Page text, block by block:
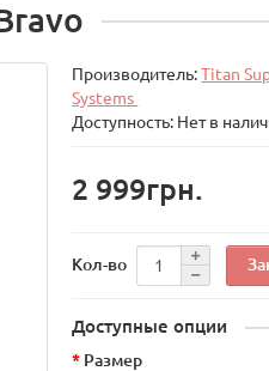
Производитель:Titan
Systems
Доступность: Нет в
2 999грн.
Кол-во
Доступные опции
Размер